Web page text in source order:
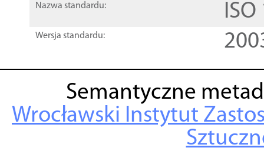
Nazwa standardu:
Wersja standardu:
Semantyczne
Wrocławski Instytut